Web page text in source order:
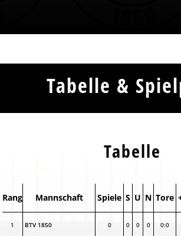
Tabelle &
Tabelle
Rang Mannschaft Spiele S U N Tore
1 BTV 1850 0 0 0 0 0:0